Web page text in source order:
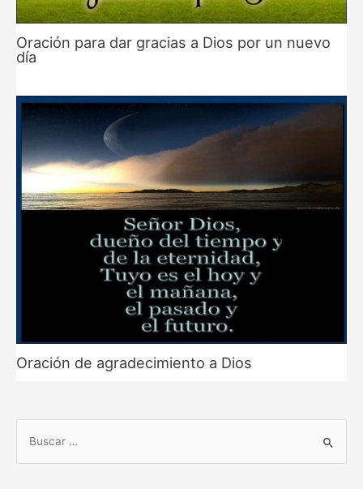
Oración para dar gracias a Dios por un nuevo
día
Oración de agradecimiento a Dios